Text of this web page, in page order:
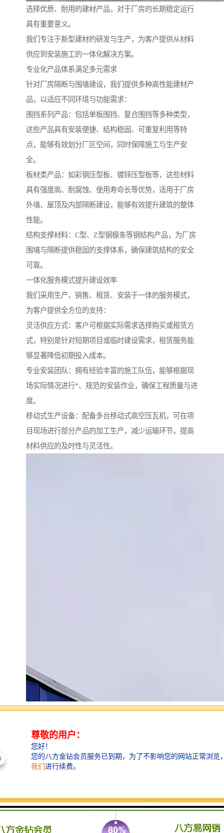
选择优质、耐用的建材产品，对于厂房的长期稳定运行
具有重要意义。
我们专注于新型建材的研发与生产，为客户提供从材料
供应到安装施工的一体化解决方案。
专业化产品体系满足多元需求
针对厂房隔断与围墙建设，我们提供多种高性能建材产
品，以适应不同环境与功能需求：
围挡系列产品：包括单板围挡、复合围挡等多种类型，
这些产品具有安装便捷、结构稳固、可重复利用等特
点，能够有效划分厂区空间，同时保障施工与生产安
全。
板材类产品：如彩钢压型板、镀锌压型板等，这些材料
具有强度高、耐腐蚀、使用寿命长等优势，适用于厂房
外墙、屋顶及内部隔断建设，能够有效提升建筑的整体
性能。
结构支撑材料：C型、Z型钢檩条等钢结构产品，为厂房
围墙与隔断提供稳固的支撑体系，确保建筑结构的安全
可靠。
一体化服务模式提升建设效率
我们采用生产、销售、租赁、安装于一体的服务模式，
为客户提供全方位的支持：
灵活供应方式：客户可根据实际需求选择购买或租赁方
式，特别是针对短期项目或临时建设需求，租赁服务能
够显著降低初期投入成本。
专业安装团队：拥有经验丰富的施工队伍，能够根据现
场实际情况进行*、规范的安装作业，确保工程质量与进
度。
移动式生产设备：配备多台移动式高空压瓦机，可在项
目现场进行部分产品的加工生产，减少运输环节，提高
材料供应的及时性与灵活性。